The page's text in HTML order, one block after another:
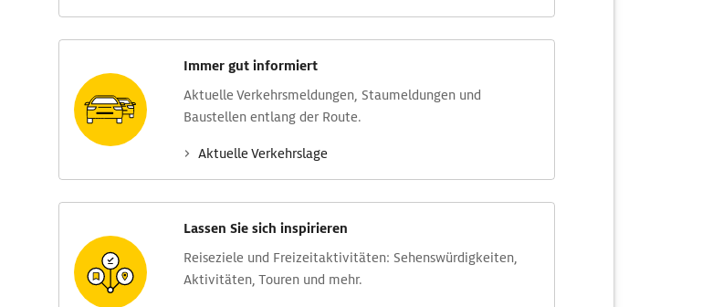
Immer gut informiert
Aktuelle Verkehrs­meldungen, Stau­meldungen und
Baustellen entlang der Route.
Aktuelle Verkehrs­lage
Lassen Sie sich inspirieren
Reise­ziele und Freizeit­aktivitäten: Sehens­würdig­keiten,
Aktivitäten, Touren und mehr.